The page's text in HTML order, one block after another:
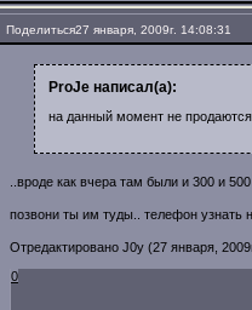
Поделиться27 января, 2009г. 14:08:31
ProJe написал(а):
на данный момент не
..вроде как вчера там были и 300 и
позвони ты им туды.. телефон
Отредактировано J0y (27 января,
0